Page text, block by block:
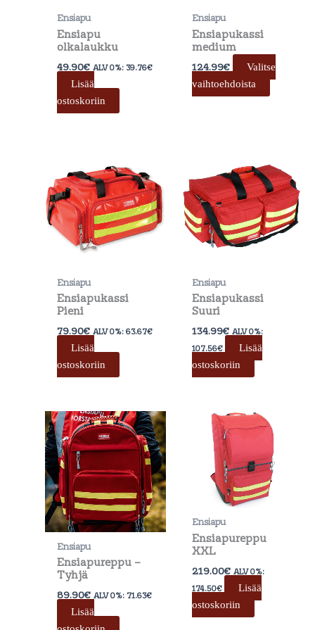
Ensiapu
Ensiapu
olkalaukku
49.90€ ALV 0%: 39.76€
Lisää
ostoskoriin
Ensiapu
Ensiapukassi
medium
124.99€
Valitse
vaihtoehdoista
Ensiapu
Ensiapukassi
Pieni
79.90€ ALV 0%:63.67€
Lisää
ostoskoriin
Ensiapu
Ensiapukassi
Suuri
134.99€ ALV 0%:
107.56€
Lisää
ostoskoriin
Ensiapu
Ensiapureppu –
Tyhjä
89.90€ ALV 0%: 71.63€
Lisää
Ensiapu
Ensiapureppu
XXL
219.00€ ALV 0%:
174.50€
Lisää
ostoskoriin